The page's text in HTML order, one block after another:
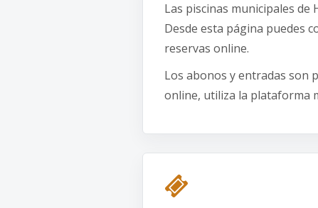
Las piscinas municipales
Desde esta página puedes
reservas online.
Los abonos y entradas son
online, utiliza la plataforma